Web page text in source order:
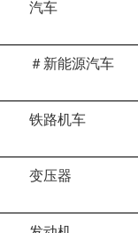
汽车
＃新能源汽车
铁路机车
变压器